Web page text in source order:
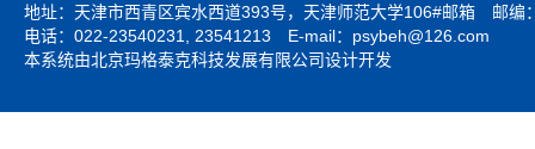
地址：天津市西青区宾水西道393号，天津师范大学106#邮箱 邮编
电话：022-23540231, 23541213 E-mail： psybeh@126.com
本系统由北京玛格泰克科技发展有限公司设计开发